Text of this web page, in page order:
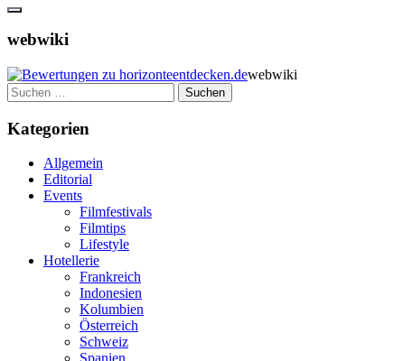
webwiki
webwiki
Suchen
nach:
Kategorien
Allgemein
Editorial
Events
Filmfestivals
Filmtips
Lifestyle
Hotellerie
Frankreich
Indonesien
Kolumbien
Österreich
Schweiz